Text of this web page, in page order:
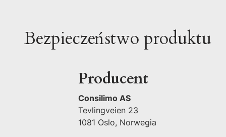
Bezpieczeństwo produktu
Producent
Consilimo AS
Tevlingveien 23
1081 Oslo, Norwegia